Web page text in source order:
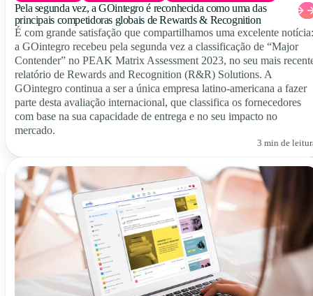
Pela segunda vez, a GOintegro é reconhecida como uma das
principais competidoras globais de Rewards & Recognition
É com grande satisfação que compartilhamos uma excelente notícia:
a GOintegro recebeu pela segunda vez a classificação de “Major
Contender” no PEAK Matrix Assessment 2023, no seu mais
relatório de Rewards and Recognition (R&R) Solutions. A
GOintegro continua a ser a única empresa latino-americana a fazer
parte desta avaliação internacional, que classifica os fornecedores
com base na sua capacidade de entrega e no seu impacto no
mercado.
3 min de